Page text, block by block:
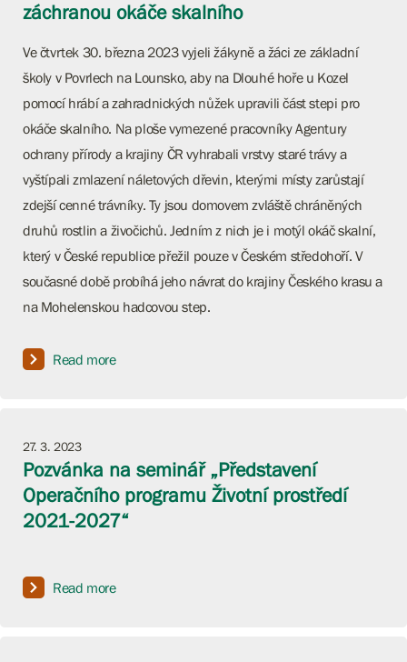
záchranou okáče skalního
Ve čtvrtek 30. března 2023 vyjeli žákyně a žáci ze základní
školy v Povrlech na Lounsko, aby na Dlouhé hoře u Kozel
pomocí hrábí a zahradnických nůžek upravili část stepi pro
okáče skalního. Na ploše vymezené pracovníky Agentury
ochrany přírody a krajiny ČR vyhrabali vrstvy staré trávy a
vyštípali zmlazení náletových dřevin, kterými místy zarůstají
zdejší cenné trávníky. Ty jsou domovem zvláště chráněných
druhů rostlin a živočichů. Jedním z nich je i motýl okáč skalní,
který v České republice přežil pouze v Českém středohoří. V
současné době probíhá jeho návrat do krajiny Českého krasu a
na Mohelenskou hadcovou step.
Read more
27. 3. 2023
Pozvánka na seminář „Představení
Operačního programu Životní prostředí
2021-2027“
Read more